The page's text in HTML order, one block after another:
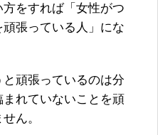
をすれば「女性がつ
張っている人」にな
頑張っているのは分
れていないことを頑
ん。